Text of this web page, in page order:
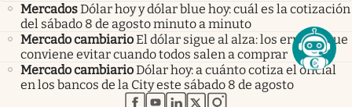
MercadosDólar hoy y dólar blue hoy: cuál es la cotización
del sábado 8 de agosto minuto a minuto
Mercado cambiarioEl dólar sigue al alza: los errores que
conviene evitar cuando todos salen a comprar
Mercado cambiarioDólar hoy: a cuánto cotiza el oficial
en los bancos de la City este sábado 8 de agosto
abre en nueva pestaña
abre en nueva pestaña
abre en nueva pestaña
abre en nueva pestaña
abre en nueva pestaña